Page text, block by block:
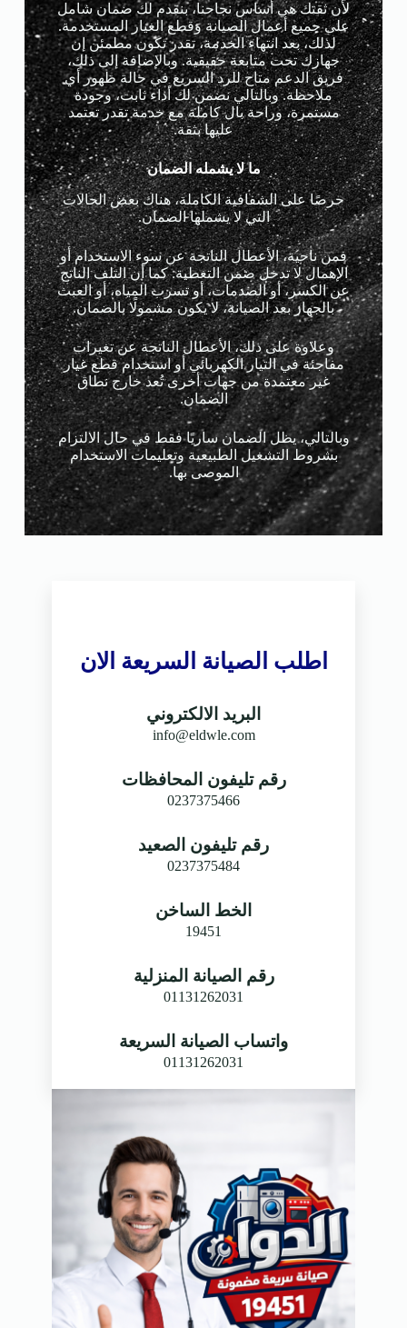
لأن ثقتك هي أساس نجاحنا، بنقدم لك ضمان شامل
على جميع أعمال الصيانة وقطع الغيار المستخدمة.
لذلك، بعد انتهاء الخدمة، تقدر تكون مطمئن إن
جهازك تحت متابعة حقيقية. وبالإضافة إلى ذلك،
فريق الدعم متاح للرد السريع في حالة ظهور أي
ملاحظة. وبالتالي نضمن لك أداء ثابت، وجودة
مستمرة، وراحة بال كاملة مع خدمة تقدر تعتمد
عليها بثقة.
ما لا يشمله الضمان
حرصًا على الشفافية الكاملة، هناك بعض الحالات
التي لا يشملها الضمان.
فمن ناحية، الأعطال الناتجة عن سوء الاستخدام أو
الإهمال لا تدخل ضمن التغطية. كما أن التلف الناتج
عن الكسر، أو الصدمات، أو تسرب المياه، أو العبث
بالجهاز بعد الصيانة، لا يكون مشمولًا بالضمان.
وعلاوة على ذلك، الأعطال الناتجة عن تغيرات
مفاجئة في التيار الكهربائي أو استخدام قطع غيار
غير معتمدة من جهات أخرى تُعد خارج نطاق
الضمان.
وبالتالي، يظل الضمان ساريًا فقط في حال الالتزام
بشروط التشغيل الطبيعية وتعليمات الاستخدام
الموصى بها.
اطلب الصيانة السريعة الان
البريد الالكتروني
info@eldwle.com
رقم تليفون المحافظات
0237375466
رقم تليفون الصعيد
0237375484
الخط الساخن
19451
رقم الصيانة المنزلية
01131262031
واتساب الصيانة السريعة
01131262031